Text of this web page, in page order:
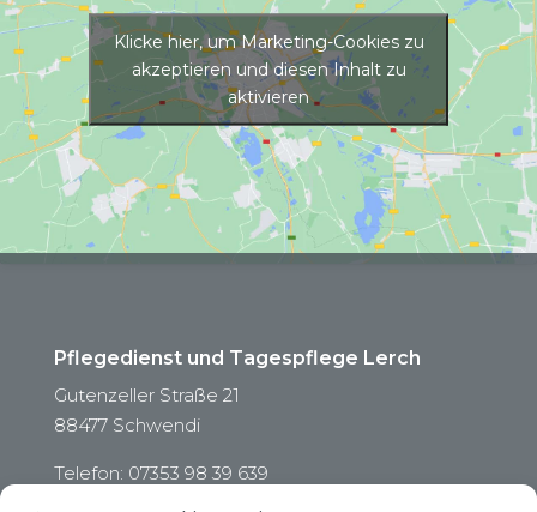
Klicke hier, um Marketing-Cookies zu
akzeptieren und diesen Inhalt zu
aktivieren
Pflegedienst und Tagespflege Lerch
Gutenzeller Straße 21
88477 Schwendi
Telefon: 07353 98 39 639